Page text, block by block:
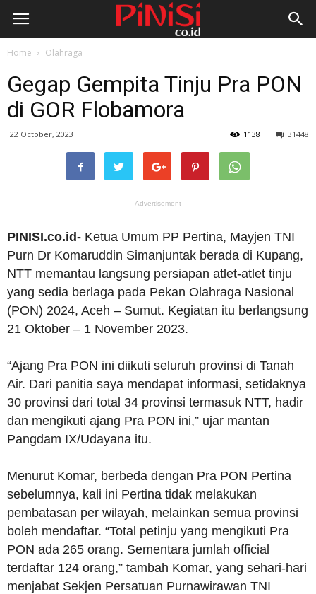
Home Olahraga
Gegap Gempita Tinju Pra PON
di GOR Flobamora
22 October, 2023 31448
1138
- Advertisement -
PINISI.co.id- Ketua Umum PP Pertina, Mayjen TNI
Purn Dr Komaruddin Simanjuntak berada di Kupang,
NTT memantau langsung persiapan atlet-atlet tinju
yang sedia berlaga pada Pekan Olahraga Nasional
(PON) 2024, Aceh – Sumut. Kegiatan itu berlangsung
21 Oktober – 1 November 2023.
“Ajang Pra PON ini diikuti seluruh provinsi di Tanah
Air. Dari panitia saya mendapat informasi, setidaknya
30 provinsi dari total 34 provinsi termasuk NTT, hadir
dan mengikuti ajang Pra PON ini,” ujar mantan
Pangdam IX/Udayana itu.
Menurut Komar, berbeda dengan Pra PON Pertina
sebelumnya, kali ini Pertina tidak melakukan
pembatasan per wilayah, melainkan semua provinsi
boleh mendaftar. “Total petinju yang mengikuti Pra
PON ada 265 orang. Sementara jumlah official
terdaftar 124 orang,” tambah Komar, yang sehari-hari
menjabat Sekjen Persatuan Purnawirawan TNI